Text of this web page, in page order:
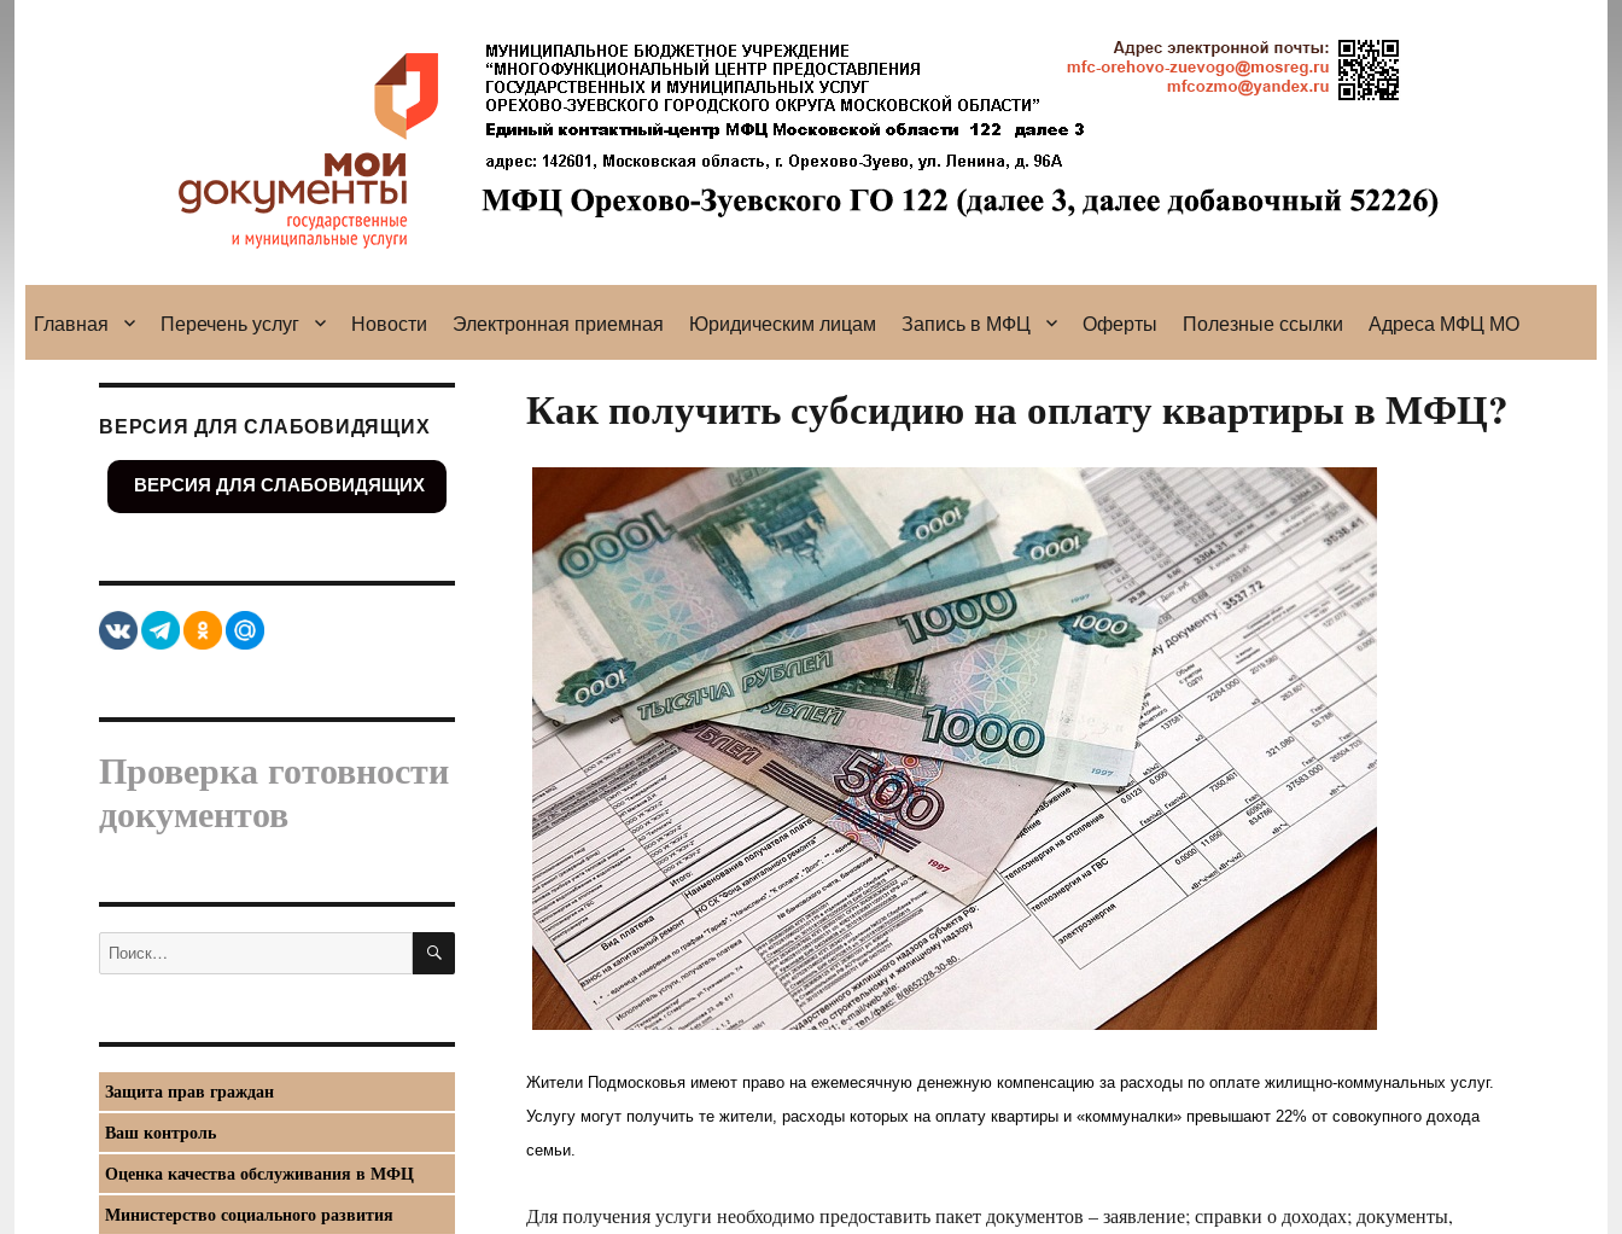
Главная Перечень услуг Новости Электронная приемная Юридическим лицам Запись в МФЦ Оферты Полезные ссылки Адреса МФЦ МО
Как получить субсидию на оплату квартиры в МФЦ?
Жители Подмосковья имеют право на ежемесячную денежную компенсацию за расходы по оплате жилищно-коммунальных услуг.
Услугу могут получить те жители, расходы которых на оплату квартиры и «коммуналки» превышают 22% от совокупного дохода
семьи.
Для получения услуги необходимо предоставить пакет документов – заявление; справки о доходах; документы,
ВЕРСИЯ ДЛЯ СЛАБОВИДЯЩИХ
ВЕРСИЯ ДЛЯ СЛАБОВИДЯЩИХ
Проверка готовности
документов
Искать: ПОИСК
Защита прав граждан
Ваш контроль
Оценка качества обслуживания в МФЦ
Министерство социального развития